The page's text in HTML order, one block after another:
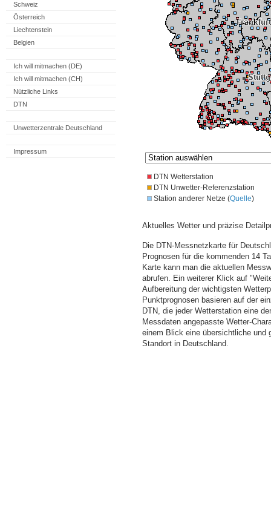
Schweiz
Österreich
Liechtenstein
Belgien
Ich will mitmachen (DE)
Ich will mitmachen (CH)
Nützliche Links
DTN
Unwetterzentrale Deutschland
Impressum
DTN Wetterstation
DTN Unwetter-Referenzstation
Station anderer Netze (Quelle)
Aktuelles Wetter und präzise
Die DTN-Messnetzkarte für
Prognosen für die kommenden 14
Karte kann man die aktuellen
abrufen. Ein weiterer Klick auf
Aufbereitung der wichtigsten
Punktprognosen basieren auf der
DTN, die jeder Wetterstation eine
Messdaten angepasste Wetter-
einem Blick eine übersichtliche und
Standort in Deutschland.